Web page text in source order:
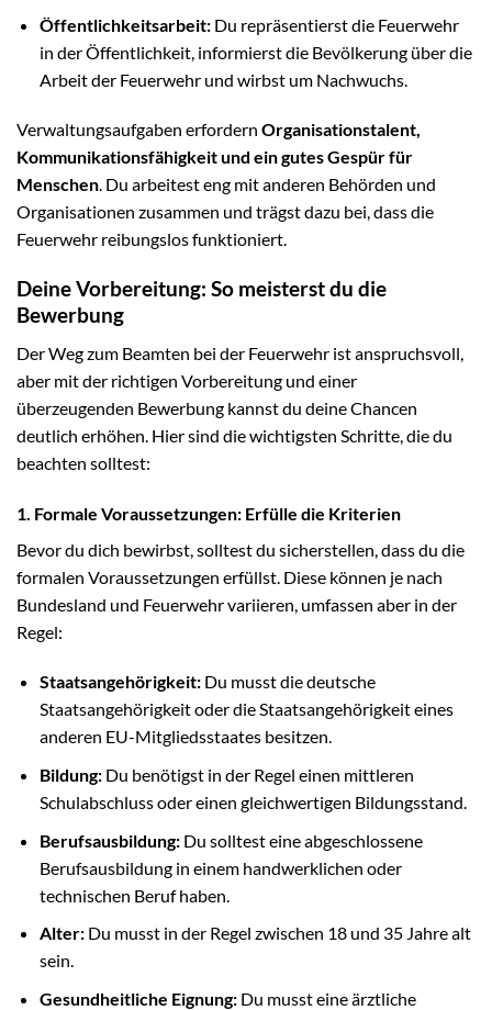
Öffentlichkeitsarbeit:Du repräsentierst die Feuerwehr
in der Öffentlichkeit, informierst die Bevölkerung über die
Arbeit der Feuerwehr und wirbst um Nachwuchs.
Verwaltungsaufgaben erfordern Organisationstalent,
Kommunikationsfähigkeit und ein gutes Gespür für
Menschen. Du arbeitest eng mit anderen Behörden und
Organisationen zusammen und trägst dazu bei, dass die
Feuerwehr reibungslos funktioniert.
Deine Vorbereitung: So meisterst du die
Bewerbung
Der Weg zum Beamten bei der Feuerwehr ist anspruchsvoll,
aber mit der richtigen Vorbereitung und einer
überzeugenden Bewerbung kannst du deine Chancen
deutlich erhöhen. Hier sind die wichtigsten Schritte, die du
beachten solltest:
1. Formale Voraussetzungen: Erfülle die Kriterien
Bevor du dich bewirbst, solltest du sicherstellen, dass du die
formalen Voraussetzungen erfüllst. Diese können je nach
Bundesland und Feuerwehr variieren, umfassen aber in der
Regel:
Staatsangehörigkeit:Du musst die deutsche
Staatsangehörigkeit oder die Staatsangehörigkeit eines
anderen EU-Mitgliedsstaates besitzen.
Bildung:Du benötigst in der Regel einen mittleren
Schulabschluss oder einen gleichwertigen Bildungsstand.
Berufsausbildung:Du solltest eine abgeschlossene
Berufsausbildung in einem handwerklichen oder
technischen Beruf haben.
Alter:Du musst in der Regel zwischen 18 und 35 Jahre alt
sein.
Gesundheitliche Eignung:Du musst eine ärztliche